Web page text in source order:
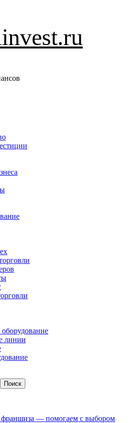
линии
франшиза — помогаем с выбором